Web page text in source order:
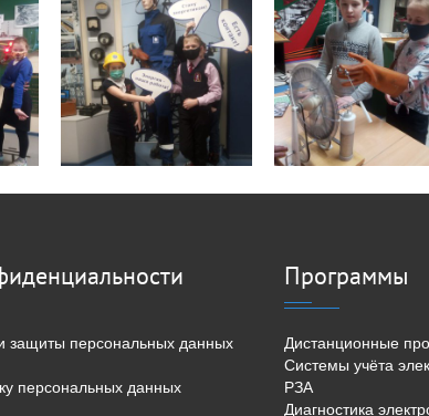
защиты персональных данных
персональных данных
Программы
Дистанционные
Системы учёта
РЗА
Диагностика